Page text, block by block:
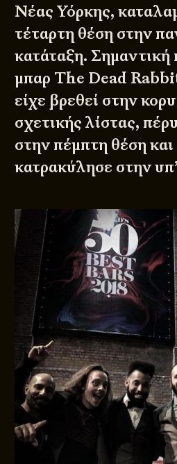
Νέας Υόρκης,
τέταρτη θέση στην
κατάταξη. Σημαντική
μπαρ The Dead
είχε βρεθεί στην
σχετικής λίστας,
στην πέμπτη θέση
κατρακύλησε στην